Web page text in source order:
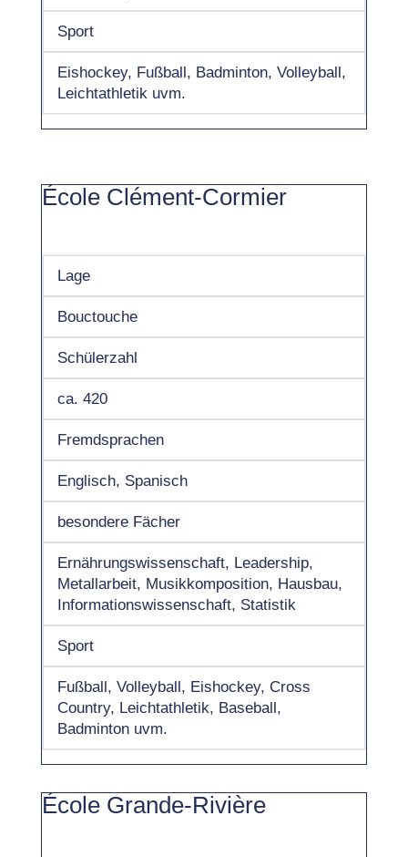
Sport
Eishockey, Fußball, Badminton, Volleyball,
Leichtathletik uvm.
École Clément-Cormier
Lage
Bouctouche
Schülerzahl
ca. 420
Fremdsprachen
Englisch, Spanisch
besondere Fächer
Ernährungswissenschaft, Leadership,
Metallarbeit, Musikkomposition, Hausbau,
Informationswissenschaft, Statistik
Sport
Fußball, Volleyball, Eishockey, Cross
Country, Leichtathletik, Baseball,
Badminton uvm.
École Grande-Rivière